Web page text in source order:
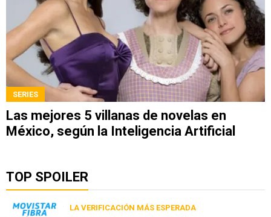
SERIES
Las mejores 5 villanas de novelas en
México, según la Inteligencia Artificial
TOP SPOILER
LA VERIFICACIÓN MÁS ESPERADA